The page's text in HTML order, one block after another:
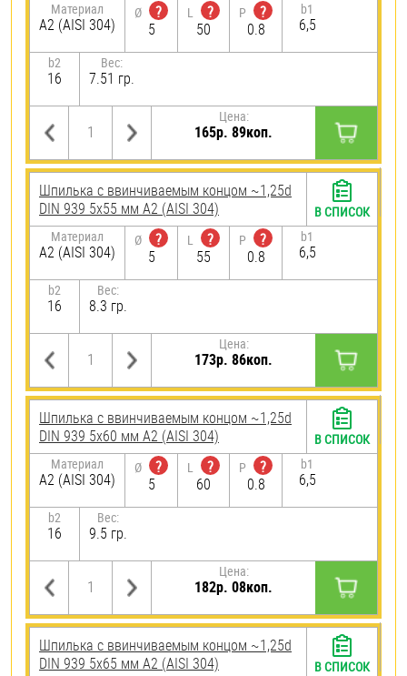
Материал
А2 (AISI 304)
Ø
?
5
L
?
50
P
?
0.8
b1
6,5
b2
16
Вес:
7.51 гр.
Цена:
165р. 89коп.
Шпилька c ввинчиваемым концом ~1,25d
DIN 939 5х55 мм А2 (AISI 304)
Материал
А2 (AISI 304)
Ø
?
5
L
?
55
P
?
0.8
b1
6,5
b2
16
Вес:
8.3 гр.
Цена:
173р. 86коп.
В СПИСОК
Шпилька c ввинчиваемым концом ~1,25d
DIN 939 5х60 мм А2 (AISI 304)
Материал
А2 (AISI 304)
Ø
?
5
L
?
60
P
?
0.8
b1
6,5
b2
16
Вес:
9.5 гр.
Цена:
182р. 08коп.
В СПИСОК
Шпилька c ввинчиваемым концом ~1,25d
DIN 939 5х65 мм А2 (AISI 304)
В СПИСОК